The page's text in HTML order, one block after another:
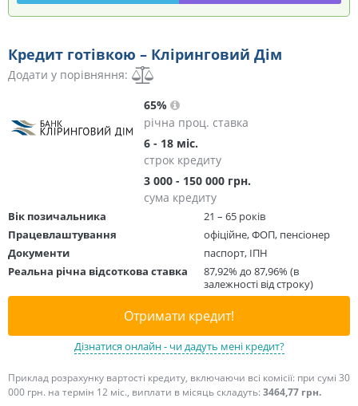
Кредит готівкою – Кліринговий Дім
Додати у порівняння:
65%
річна проц. ставка
6 - 18 міс.
строк кредиту
3 000 - 150 000 грн.
сума кредиту
Вік позичальника
21 – 65 років
Працевлаштування
офіційне, ФОП, пенсіонер
Документи
паспорт, ІПН
Реальна річна відсоткова ставка
87,92% до 87,96% (в
залежності від строку)
Отримати кредит!
Дізнатися онлайн - чи дадуть мені кредит?
Приклад розрахунку вартості кредиту, включаючи всі комісії: при сумі 30
000 грн. на термін 12 міс., виплати в місяць складуть: 3464,77 грн.